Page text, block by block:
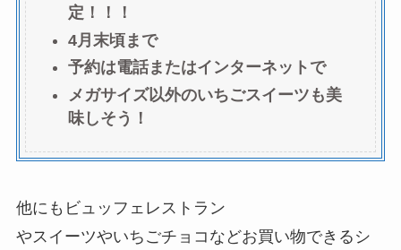
定！！！
4月末頃まで
予約は電話またはインターネットで
メガサイズ以外のいちごスイーツも美
味しそう！
他にもビュッフェレストラン
やスイーツやいちごチョコなどお買い物できるシ